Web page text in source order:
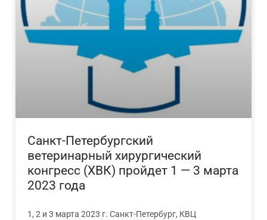
Санкт-Петербургский
ветеринарный хирургический
конгресс (ХВК) пройдет 1 — 3 марта
2023 года
1, 2 и 3 марта 2023 г. Санкт-Петербург, КВЦ